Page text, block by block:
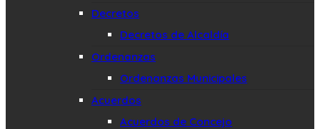
Decretos
Decretos de Alcaldía
Ordenanzas
Ordenanzas Municipales
Acuerdos
Acuerdos de Concejo